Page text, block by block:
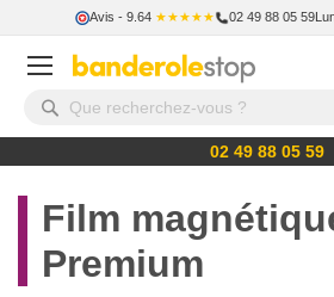
Avis - 9.64 ★★★★★ 02 49 88 05 59
02 49 88 05 59
Film
Premium